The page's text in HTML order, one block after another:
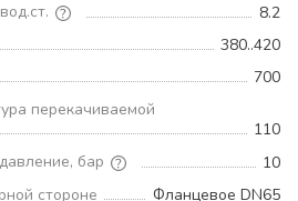
8.2
380..420
700
перекачиваемой
110
бар
10
стороне
Фланцевое DN65